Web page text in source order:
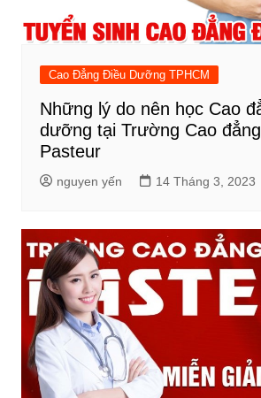
Cao Đẳng Điều Dưỡng TPHCM
Những lý do nên học Cao
dưỡng tại Trường Cao
Pasteur
nguyen yến 14 Tháng 3, 2023